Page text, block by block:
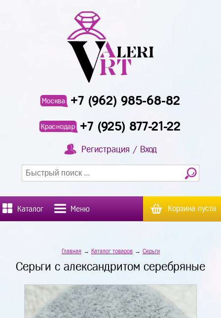
Москва +7 (962) 985-68-82
Краснодар +7 (925) 877-21-22
Регистрация / Вход
Каталог Меню Корзина пуста
Главная→ Каталог товаров→ Серьги
Серьги с александритом серебряные